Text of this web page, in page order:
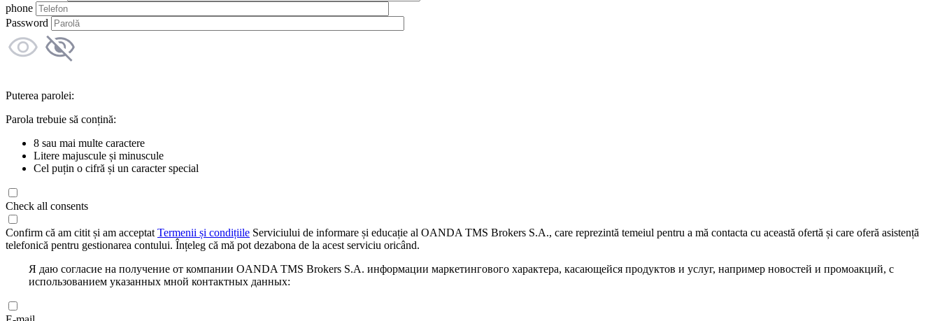
phone
Password
Puterea parolei:
Parola trebuie să conțină:
8 sau mai multe caractere
Litere majuscule și minuscule
Cel puțin o cifră și un caracter special
Check all consents
Confirm că am citit și am acceptat Termenii și condițiile Serviciului de informare și educație al OANDA TMS Brokers S.A., care reprezintă temeiul pentru a mă contacta cu această ofertă și care oferă asistență
telefonică pentru gestionarea contului. Înțeleg că mă pot dezabona de la acest serviciu oricând.
Я даю согласие на получение от компании OANDA TMS Brokers S.A. информации маркетингового характера, касающейся продуктов и услуг, например новостей и промоакций, с
использованием указанных мной контактных данных: